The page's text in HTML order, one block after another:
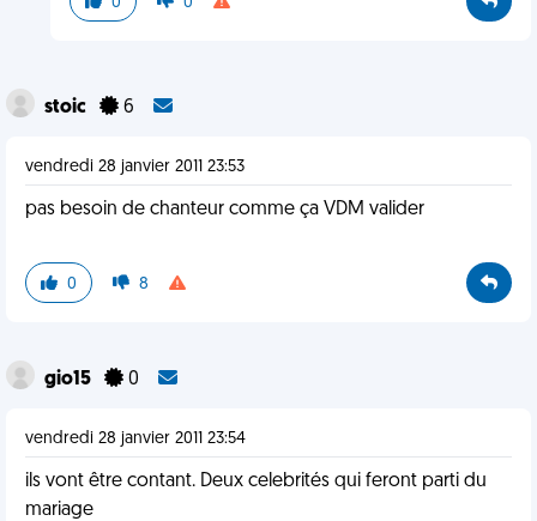
stoic 6
vendredi 28 janvier 2011 23:53
pas besoin de chanteur comme ça VDM valider
0 8
gio15 0
vendredi 28 janvier 2011 23:54
ils vont être contant. Deux celebrités qui feront parti du
mariage